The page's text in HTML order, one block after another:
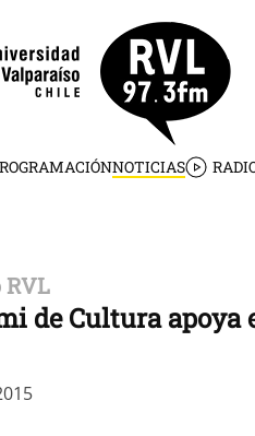
content
NOTICIAS
RVL
de Cultura apoya